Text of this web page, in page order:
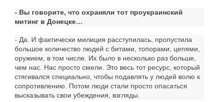
- Вы говорите, что охраняли тот проукраинский
митинг в Донецке…
- Да. И фактически милиция расступилась, пропустила
большое количество людей с битами, топорами, цепями,
оружием, в том числе. Их было в несколько раз больше,
чем нас. Нас просто смели. Это весь тот ресурс, который
стягивался специально, чтобы подавлять у людей волю к
сопротивлению. Потом люди стали просто опасаться
высказывать свои убеждения, взгляды.